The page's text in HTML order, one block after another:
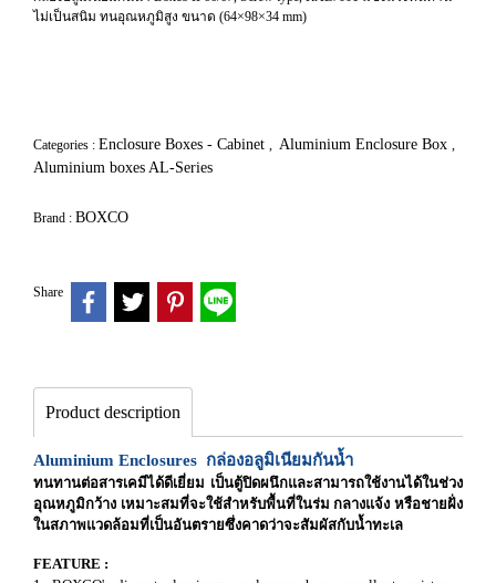
ไม่เป็นสนิม ทนอุณหภูมิสูง ขนาด (64×98×34 mm)
Categories : Enclosure Boxes - Cabinet , Aluminium Enclosure Box ,
Aluminium boxes AL-Series
Brand : BOXCO
Share
Product description
Aluminium Enclosures กล่องอลูมิเนียมกันน้ำ
ทนทานต่อสารเคมีได้ดีเยี่ยม เป็นตู้ปิดผนึกและสามารถใช้งานได้ในช่วง
อุณหภูมิกว้าง เหมาะสมที่จะใช้สำหรับพื้นที่ในร่ม กลางแจ้ง หรือชายฝั่ง
ในสภาพแวดล้อมที่เป็นอันตรายซึ่งคาดว่าจะสัมผัสกับน้ำทะเล
FEATURE :